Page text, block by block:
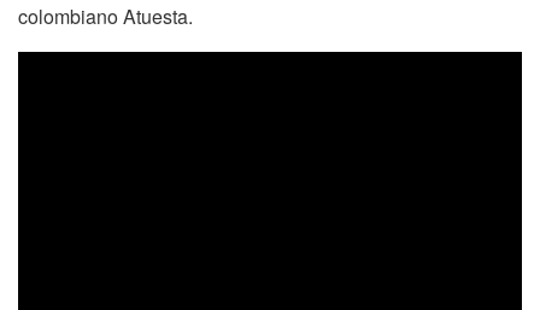
colombiano Atuesta.